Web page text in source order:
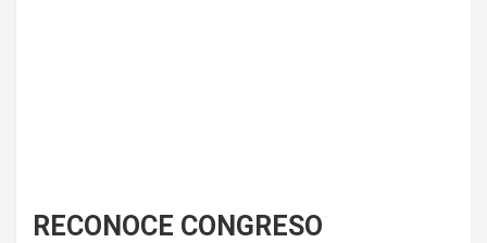
RECONOCE CONGRESO